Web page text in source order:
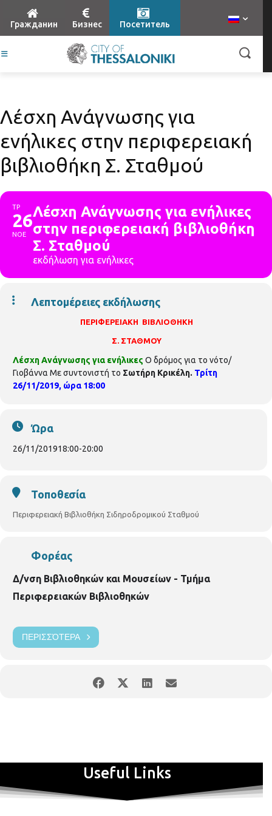
Гражданин Бизнес Посетитель
Λέσχη Ανάγνωσης για
ενήλικες στην περιφερειακή
βιβλιοθήκη Σ. Σταθμού
ΤΡ
26
ΝΟΕ
Λέσχη Ανάγνωσης για ενήλικες
στην περιφερειακή βιβλιοθήκη
Σ. Σταθμού
εκδήλωση για ενήλικες
Λεπτομέρειες εκδήλωσης
ΠΕΡΙΦΕΡΕΙΑΚΗ ΒΙΒΛΙΟΘΗΚΗ
Σ. ΣΤΑΘΜΟΥ
ΛέσχηΑνάγνωσης για ενήλικες Ο δρόμος για το νότο/
Γιοβάννα Με συντονιστή το Σωτήρη Κρικέλη. Τρίτη
26/11/2019, ώρα 18:00
Ώρα
26/11/201918:00-20:00
Τοποθεσία
Περιφερειακή Βιβλιοθήκη Σιδηροδρομικού Σταθμού
Φορέας
Δ/νση Βιβλιοθηκών και Μουσείων - Τμήμα
Περιφερειακών Βιβλιοθηκών
ΠΕΡΙΣΣΌΤΕΡΑ
Useful Links